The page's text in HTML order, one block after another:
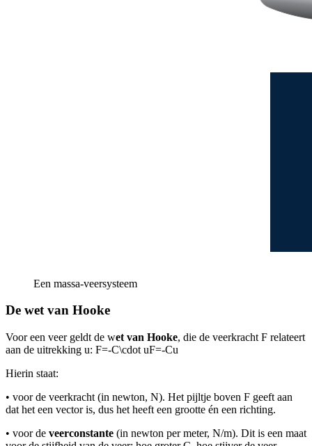
Een massa-veersysteem
De wet van Hooke
Voor een veer geldt de wet van Hooke, die de veerkracht F relateert
aan de uitrekking u: F=-C\cdot uF=-Cu
Hierin staat:
• voor de veerkracht (in newton, N). Het pijltje boven F geeft aan
dat het een vector is, dus het heeft een grootte én een richting.
• voor de veerconstante (in newton per meter, N/m). Dit is een maat